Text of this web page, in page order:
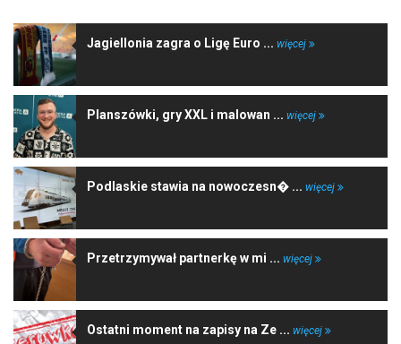
Jagiellonia zagra o Ligę Euro ... więcej
Planszówki, gry XXL i malowan ... więcej
Podlaskie stawia na nowoczesn� ... więcej
Przetrzymywał partnerkę w mi ... więcej
Ostatni moment na zapisy na Ze ... więcej